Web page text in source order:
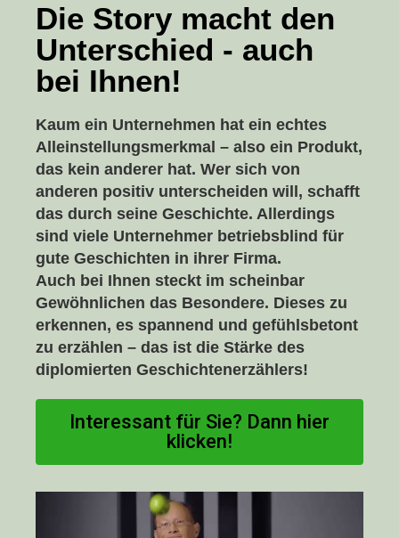
Die Story macht den
Unterschied - auch
bei Ihnen!
Kaum ein Unternehmen hat ein echtes
Alleinstellungsmerkmal – also ein Produkt,
das kein anderer hat. Wer sich von
anderen positiv unterscheiden will, schafft
das durch seine Geschichte. Allerdings
sind viele Unternehmer betriebsblind für
gute Geschichten in ihrer Firma.
Auch bei Ihnen steckt im scheinbar
Gewöhnlichen das Besondere. Dieses zu
erkennen, es spannend und gefühlsbetont
zu erzählen – das ist die Stärke des
diplomierten Geschichtenerzählers!
Interessant für Sie? Dann hier
klicken!